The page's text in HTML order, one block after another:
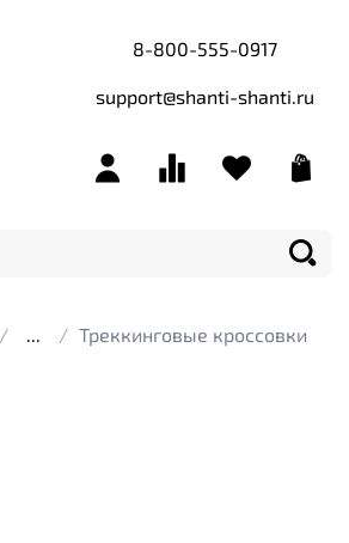
8-800-555-0917
support@shanti-shanti.ru
... Треккинговые кроссовки